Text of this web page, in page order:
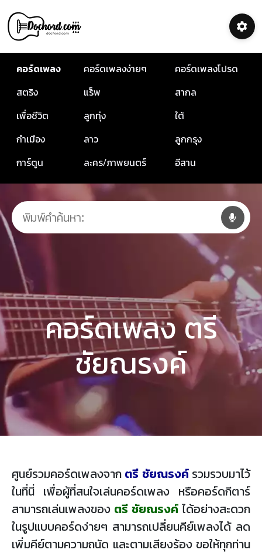
คอร์ดเพลง คอร์ดเพลงง่ายๆ
คอร์ดเพลงโปรด
สตริง
แร็พ
สากล
เพื่อชีวิต
ลูกทุ่ง
ใต้
กำเมือง
ลาว
ลูกกรุง
การ์ตูน
ละคร/ภาพยนตร์ อีสาน
คอร์ดเพลง ตรี
ชัยณรงค์
ศูนย์รวมคอร์ดเพลงจาก ตรี ชัยณรงค์รวมรวบมาไว้
ในที่นี่ เพื่อผู้ที่สนใจเล่นคอร์ดเพลง หรือคอร์ดกีตาร์
สามารถเล่นเพลงของ ตรี ชัยณรงค์ ได้อย่างสะดวก
ในรูปแบบคอร์ดง่ายๆ สามารถเปลี่ยนคีย์เพลงได้ ลด
เพิ่มคีย์ตามความถนัด และตามเสียงร้อง ขอให้ทุกท่าน